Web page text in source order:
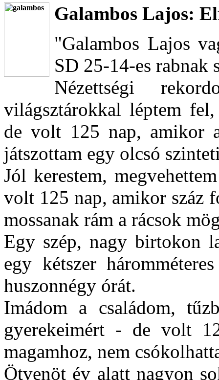
Galambos Lajos:
"Galambos Lajos
SD 25-14-es rabnak
Nézettségi
világsztárokkal léptem
de volt 125 nap, amikor
játszottam egy olcsó
Jól kerestem,
volt 125 nap, amikor száz
mossanak rám a rácsok
Egy szép, nagy birtokon
egy kétszer
huszonnégy órát.
Imádom a családom,
gyerekeimért - de volt
magamhoz, nem
Ötvenöt év alatt nagyon